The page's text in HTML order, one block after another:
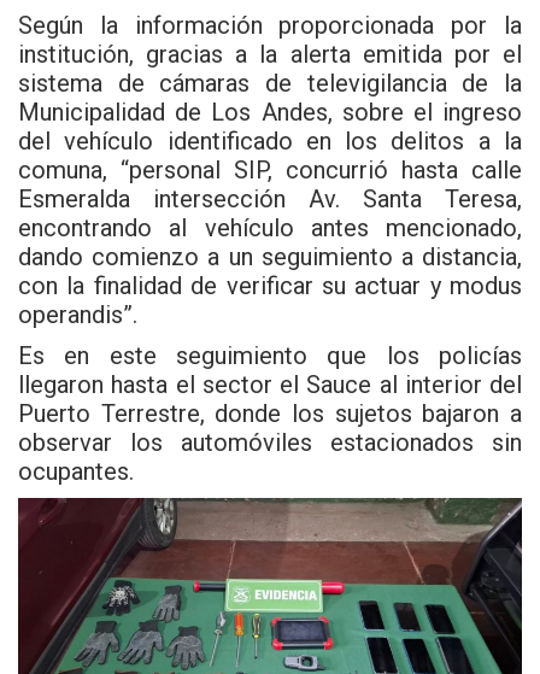
Según la información proporcionada por la
institución, gracias a la alerta emitida por el
sistema de cámaras de televigilancia de la
Municipalidad de Los Andes, sobre el ingreso
del vehículo identificado en los delitos a la
comuna, “personal SIP, concurrió hasta calle
Esmeralda intersección Av. Santa Teresa,
encontrando al vehículo antes mencionado,
dando comienzo a un seguimiento a distancia,
con la finalidad de verificar su actuar y modus
operandis”.
Es en este seguimiento que los policías
llegaron hasta el sector el Sauce al interior del
Puerto Terrestre, donde los sujetos bajaron a
observar los automóviles estacionados sin
ocupantes.